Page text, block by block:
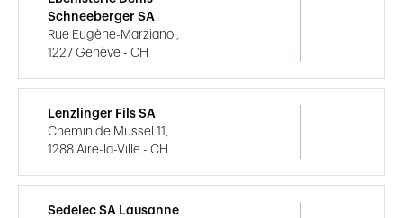
Schneeberger SA
Rue Eugène-Marziano ,
1227 Genève - CH
Lenzlinger Fils SA
Chemin de Mussel 11,
1288 Aire-la-Ville - CH
Sedelec SA Lausanne